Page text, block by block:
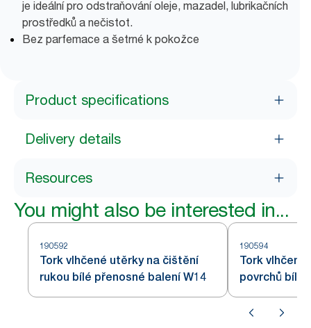
je ideální pro odstraňování oleje, mazadel, lubrikačních
prostředků a nečistot.
Bez parfemace a šetrné k pokožce
Product specifications
Delivery details
Resources
You might also be interested in...
190592
Tork vlhčené utěrky na čištění
rukou bílé přenosné balení W14
190594
Tork
povrchů bílé
W15